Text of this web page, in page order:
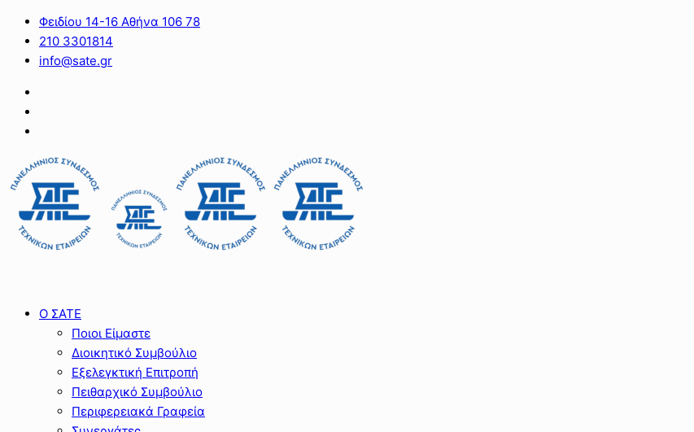
Φειδίου 14-16 Αθήνα 106 78
210 3301814
info@sate.gr
Ο ΣΑΤΕ
Ποιοι Είμαστε
Διοικητικό Συμβούλιο
Εξελεγκτική Επιτροπή
Πειθαρχικό Συμβούλιο
Περιφερειακά Γραφεία